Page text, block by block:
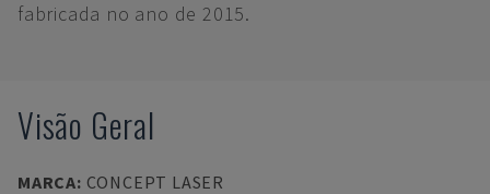
fabricada no ano de 2015.
Visão Geral
MARCA: CONCEPT LASER